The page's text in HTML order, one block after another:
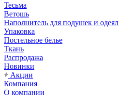
Тесьма
Ветошь
Наполнитель для подушек и одеял
Упаковка
Постельное белье
Ткань
Распродажа
Новинки
Акции
Компания
О компании